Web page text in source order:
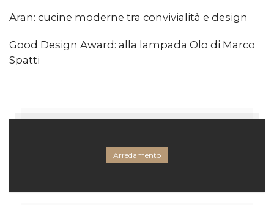
Aran: cucine moderne tra convivialità e design
Good Design Award: alla lampada Olo di Marco
Spatti
Arredamento